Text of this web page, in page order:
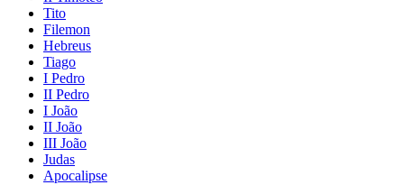
Tito
Filemon
Hebreus
Tiago
I Pedro
II Pedro
I João
II João
III João
Judas
Apocalipse